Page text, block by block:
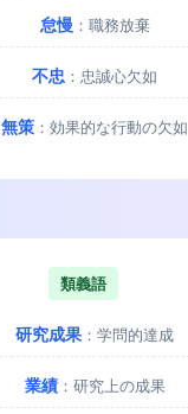
怠慢 ：職務放棄
不忠 ：忠誠心欠如
無策 ：効果的な行動の欠如
類義語
研究成果 ：学問的達成
業績：研究上の成果